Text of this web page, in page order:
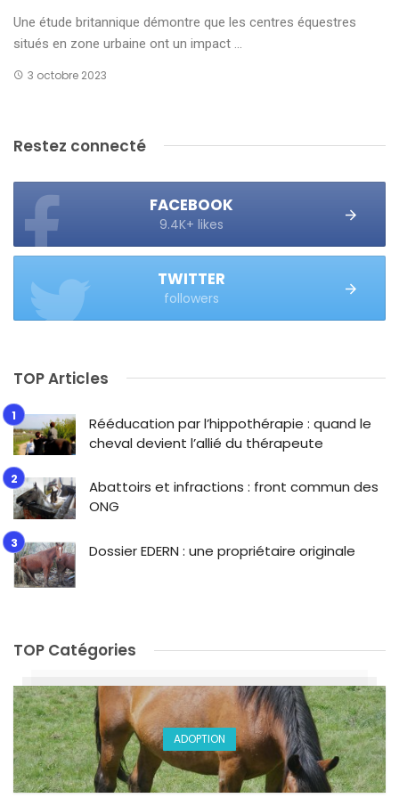
Une étude britannique démontre que les centres équestres
situés en zone urbaine ont un impact ...
3 octobre 2023
Restez connecté
FACEBOOK
9.4K+ likes
TWITTER
followers
TOP Articles
Rééducation par l’hippothérapie : quand le
cheval devient l’allié du thérapeute
Abattoirs et infractions : front commun des
ONG
Dossier EDERN : une propriétaire originale
TOP Catégories
ADOPTION